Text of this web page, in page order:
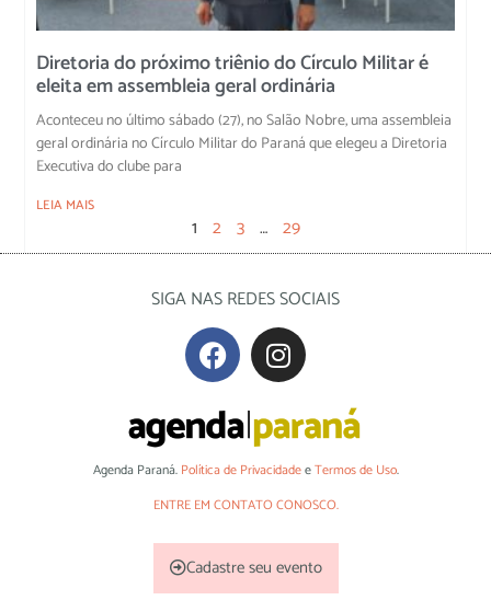
Diretoria do próximo triênio do Círculo Militar é
eleita em assembleia geral ordinária
Aconteceu no último sábado (27), no Salão Nobre, uma assembleia
geral ordinária no Círculo Militar do Paraná que elegeu a Diretoria
Executiva do clube para
LEIA MAIS
1 2 3 … 29
SIGA NAS REDES SOCIAIS
Agenda Paraná. Política de PrivacidadeeTermos de Uso.
ENTRE EM CONTATO CONOSCO.
Cadastre seu evento